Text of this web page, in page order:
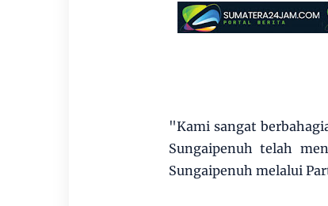
"Kami sangat
Sungaipenuh telah
Sungaipenuh melalui